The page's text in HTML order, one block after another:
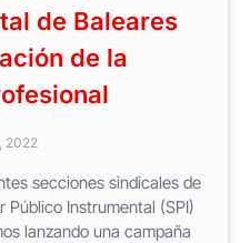
de Baleares
de la
2022
secciones sindicales de
Público Instrumental (SPI)
lanzando una campaña